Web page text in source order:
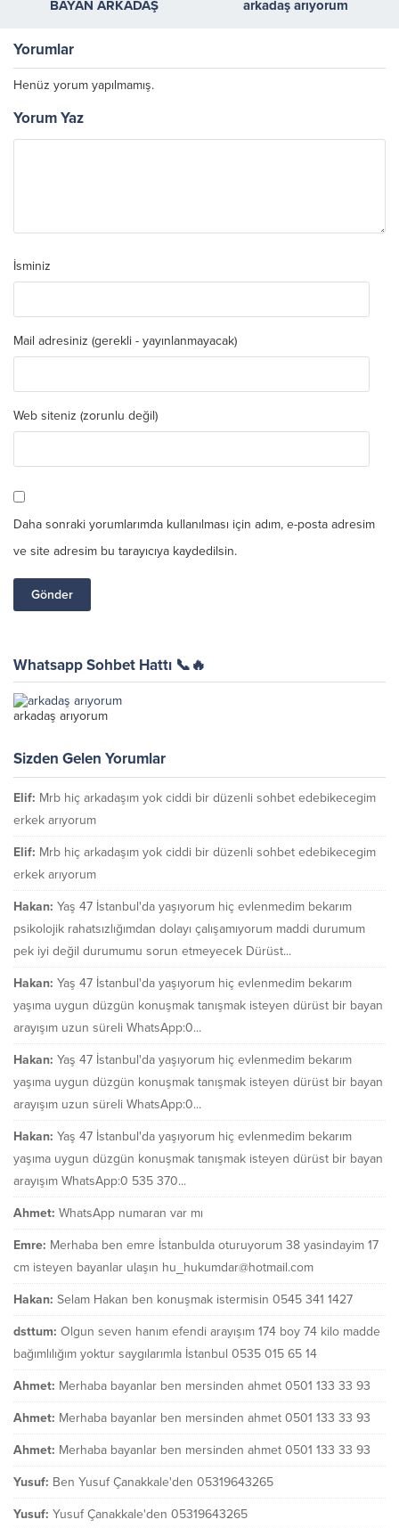
BAYAN ARKADAŞ
arkadaş arıyorum
Yorumlar
Henüz yorum yapılmamış.
Yorum Yaz
İsminiz
Mail adresiniz (gerekli - yayınlanmayacak)
Web siteniz (zorunlu değil)
Daha sonraki yorumlarımda kullanılması için adım, e-posta adresim
ve site adresim bu tarayıcıya kaydedilsin.
Whatsapp Sohbet Hattı 📞🔥
arkadaş arıyorum
Sizden Gelen Yorumlar
Elif: Mrb hiç arkadaşım yok ciddi bir düzenli sohbet edebikecegim
erkek arıyorum
Elif: Mrb hiç arkadaşım yok ciddi bir düzenli sohbet edebikecegim
erkek arıyorum
Hakan: Yaş 47 İstanbul'da yaşıyorum hiç evlenmedim bekarım
psikolojik rahatsızlığımdan dolayı çalışamıyorum maddi durumum
pek iyi değil durumumu sorun etmeyecek Dürüst...
Hakan: Yaş 47 İstanbul'da yaşıyorum hiç evlenmedim bekarım
yaşıma uygun düzgün konuşmak tanışmak isteyen dürüst bir bayan
arayışım uzun süreli WhatsApp:0...
Hakan: Yaş 47 İstanbul'da yaşıyorum hiç evlenmedim bekarım
yaşıma uygun düzgün konuşmak tanışmak isteyen dürüst bir bayan
arayışım uzun süreli WhatsApp:0...
Hakan: Yaş 47 İstanbul'da yaşıyorum hiç evlenmedim bekarım
yaşıma uygun düzgün konuşmak tanışmak isteyen dürüst bir bayan
arayışım WhatsApp:0 535 370...
Ahmet: WhatsApp numaran var mı
Emre: Merhaba ben emre İstanbulda oturuyorum 38 yasindayim 17
cm isteyen bayanlar ulaşın hu_hukumdar@hotmail.com
Hakan: Selam Hakan ben konuşmak istermisin 0545 341 1427
dsttum: Olgun seven hanım efendi arayışım 174 boy 74 kilo madde
bağımlılığım yoktur saygılarımla İstanbul 0535 015 65 14
Ahmet: Merhaba bayanlar ben mersinden ahmet 0501 133 33 93
Ahmet: Merhaba bayanlar ben mersinden ahmet 0501 133 33 93
Ahmet: Merhaba bayanlar ben mersinden ahmet 0501 133 33 93
Yusuf: Ben Yusuf Çanakkale'den 05319643265
Yusuf: Yusuf Çanakkale'den 05319643265